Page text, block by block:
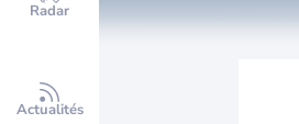
Radar
Actualités